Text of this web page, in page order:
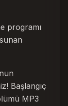
programı
Başlangıç
MP3